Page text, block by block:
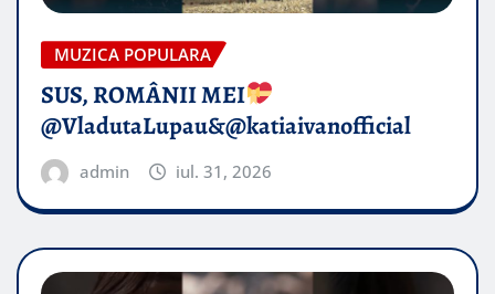
MUZICA POPULARA
SUS, ROMÂNII MEI
@VladutaLupau&@katiaivanofficial
admin iul. 31, 2026